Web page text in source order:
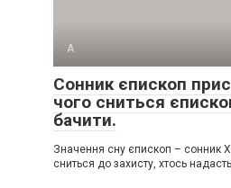
А
Сонник єпископ
чого сниться
бачити.
Значення сну єпископ – сонник
сниться до захисту, хтось